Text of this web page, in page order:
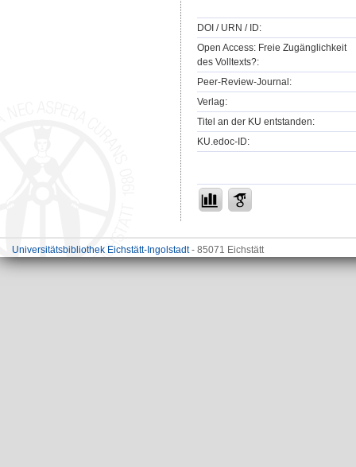
DOI / URN / ID:
Open Access: Freie Zugänglichkeit
des Volltexts?:
Peer-Review-Journal:
Verlag:
Titel an der KU entstanden:
KU.edoc-ID:
Universitätsbibliothek Eichstätt-Ingolstadt- 85071 Eichstätt